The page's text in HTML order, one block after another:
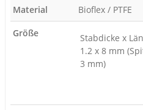
Material
Bioflex / PTFE
Größe
Stabdicke x
1.2 x 8 mm
3 mm)